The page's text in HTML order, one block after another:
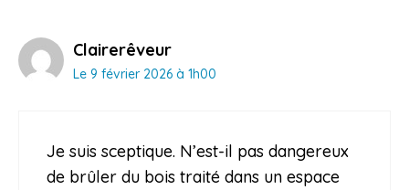
Clairerêveur
Le 9 février 2026 à 1h00
Je suis sceptique. N’est-il pas dangereux
de brûler du bois traité dans un espace